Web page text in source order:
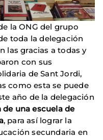
la ONG del grupo
toda la delegación
las gracias a todas y
con sus
de Sant Jordi,
como esta se puede
año de la delegación
una escuela de
, para así lograr la
secundaria en